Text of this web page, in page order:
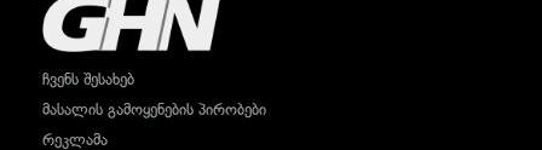
ჩვენს შესახებ
მასალის გამოყენების პირობები
რეკლამა